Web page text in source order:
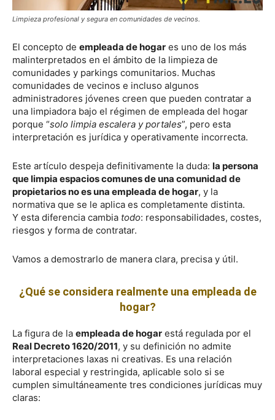
Limpieza profesional y segura en comunidades de vecinos.
El concepto de empleada de hogar es uno de los más
malinterpretados en el ámbito de la limpieza de
comunidades y parkings comunitarios. Muchas
comunidades de vecinos e incluso algunos
administradores jóvenes creen que pueden contratar a
una limpiadora bajo el régimen de empleada del hogar
porque “solo limpia escalera y portales”, pero esta
interpretación es jurídica y operativamente incorrecta.
Este artículo despeja definitivamente la duda: la persona
que limpia espacios comunes de una comunidad de
propietarios no es una empleada de hogar, y la
normativa que se le aplica es completamente distinta.
Y esta diferencia cambia todo: responsabilidades, costes,
riesgos y forma de contratar.
Vamos a demostrarlo de manera clara, precisa y útil.
¿Qué se considera realmente una empleada de
hogar?
La figura de la empleada de hogar está regulada por el
Real Decreto 1620/2011, y su definición no admite
interpretaciones laxas ni creativas. Es una relación
laboral especial y restringida, aplicable solo si se
cumplen simultáneamente tres condiciones jurídicas muy
claras: